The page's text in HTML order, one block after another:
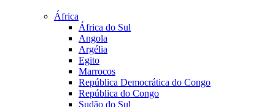
África
África do Sul
Angola
Argélia
Egito
Marrocos
República Democrática do Congo
República do Congo
Sudão do Sul